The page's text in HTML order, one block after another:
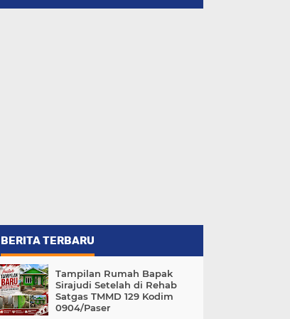
BERITA TERBARU
Tampilan Rumah Bapak
Sirajudi Setelah di Rehab
Satgas TMMD 129 Kodim
0904/Paser